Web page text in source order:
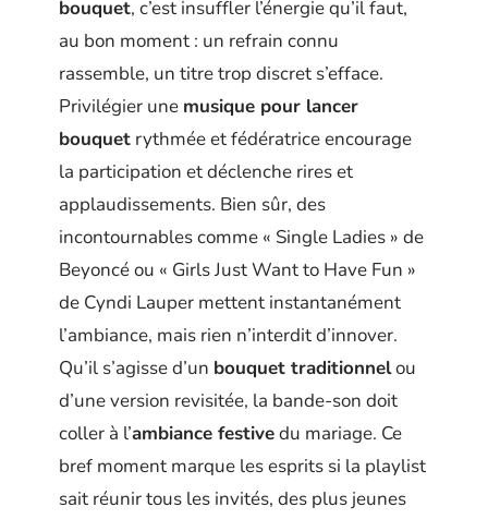
bouquet, c’est insuffler l’énergie qu’il faut,
au bon moment : un refrain connu
rassemble, un titre trop discret s’efface.
Privilégier une musique pour lancer
bouquet rythmée et fédératrice encourage
la participation et déclenche rires et
applaudissements. Bien sûr, des
incontournables comme « Single Ladies » de
Beyoncé ou « Girls Just Want to Have Fun »
de Cyndi Lauper mettent instantanément
l’ambiance, mais rien n’interdit d’innover.
Qu’il s’agisse d’un bouquet traditionnelou
d’une version revisitée, la bande-son doit
coller à l’ambiance festivedu mariage. Ce
bref moment marque les esprits si la playlist
sait réunir tous les invités, des plus jeunes